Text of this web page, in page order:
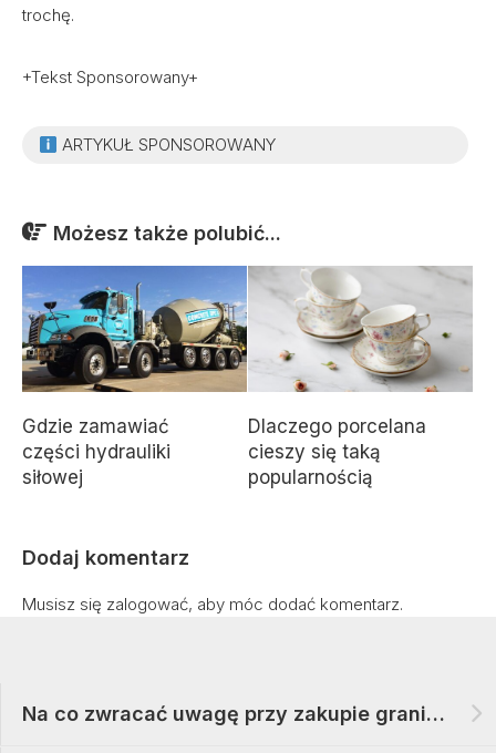
trochę.
+Tekst Sponsorowany+
ARTYKUŁ SPONSOROWANY
Możesz także polubić...
Gdzie zamawiać
części hydrauliki
siłowej
Dlaczego porcelana
cieszy się taką
popularnością
Dodaj komentarz
Musisz się zalogować, aby móc dodać komentarz.
Na co zwracać uwagę przy zakupie granitora